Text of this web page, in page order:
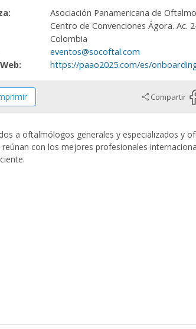
Asociación Panamericana de
Centro de Convenciones Ágora. Ac.
Colombia
eventos@socoftal.com
https://paao2025.com/es/
Compartir
a oftalmólogos generales y especializados y
con los mejores profesionales